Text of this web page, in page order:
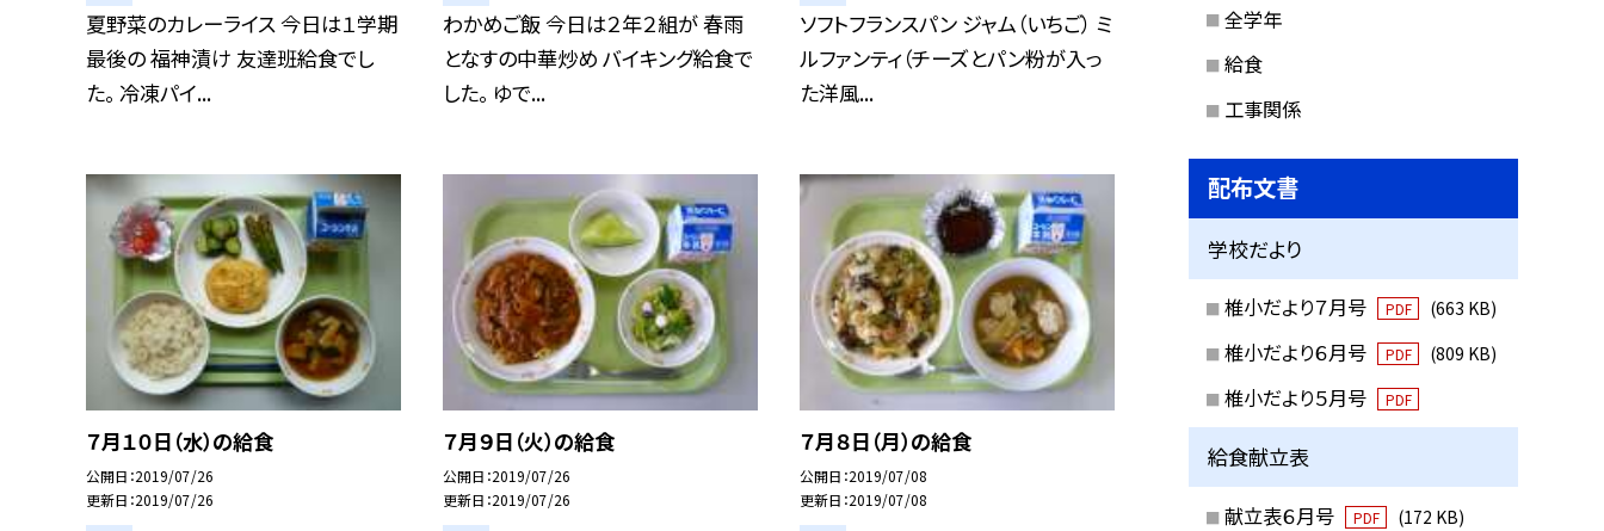
夏野菜のカレーライス 今日は１学期
最後の 福神漬け 友達班給食でし
た。 冷凍パイ...
わかめご飯 今日は２年２組が 春雨
となすの中華炒め バイキング給食で
した。 ゆで...
ソフトフランスパン ジャム（いちご） ミ
ルファンティ（チーズとパン粉が入っ
た洋風...
７月１０日（水）の給食
公開日 2019/07/26
更新日 2019/07/26
７月９日（火）の給食
公開日 2019/07/26
更新日 2019/07/26
７月８日（月）の給食
公開日 2019/07/08
更新日 2019/07/08
全学年
給食
工事関係
配布文書
学校だより
椎小だより７月号 PDF (663 KB)
椎小だより６月号 PDF (809 KB)
椎小だより５月号 PDF
給食献立表
献立表６月号 PDF (172 KB)